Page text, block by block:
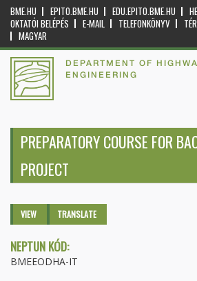
BME.HU EPITO.BME.HU EDU.EPITO.BME.HU
OKTATÓI BELÉPÉS
E-MAIL TELEFONKÖNYV
MAGYAR
DEPARTMENT OF
ENGINEERING
PREPARATORY COURSE FOR
PROJECT
Primary tabs
VIEW (ACTIVETRANSLATE
NEPTUN KÓD:
BMEEODHA-IT